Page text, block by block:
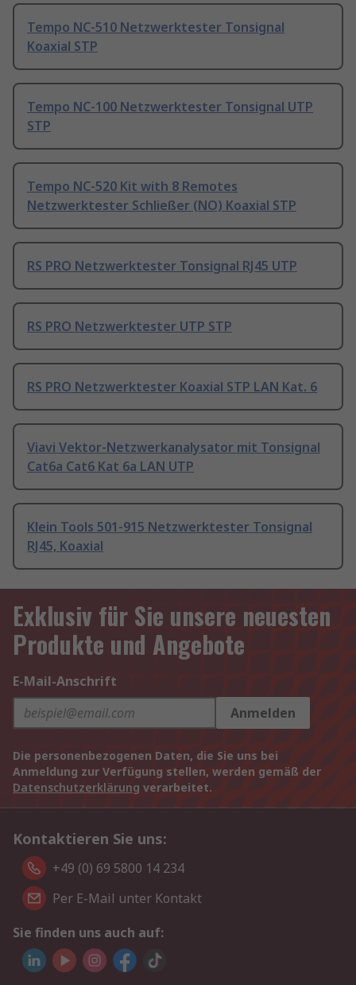
Tempo NC-510 Netzwerktester Tonsignal
Koaxial STP
Tempo NC-100 Netzwerktester Tonsignal UTP
STP
Tempo NC-520 Kit with 8 Remotes
Netzwerktester Schließer (NO) Koaxial STP
RS PRO Netzwerktester Tonsignal RJ45 UTP
RS PRO Netzwerktester UTP STP
RS PRO Netzwerktester Koaxial STP LAN Kat. 6
Viavi Vektor-Netzwerkanalysator mit Tonsignal
Cat6a Cat6 Kat 6a LAN UTP
Klein Tools 501-915 Netzwerktester Tonsignal
RJ45, Koaxial
Exklusiv für Sie unsere neuesten
Produkte und Angebote
E-Mail-Anschrift
Anmelden
Die personenbezogenen Daten, die Sie uns bei
Anmeldung zur Verfügung stellen, werden gemäß der
Datenschutzerklärung verarbeitet.
Kontaktieren Sie uns:
+49 (0) 69 5800 14 234
Per E-Mail unter Kontakt
Sie finden uns auch auf: